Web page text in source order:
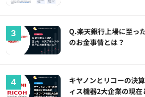
Q.楽天銀行上場に至っ
のお金事情とは？
キヤノンとリコーの決
ィス機器2大企業の現